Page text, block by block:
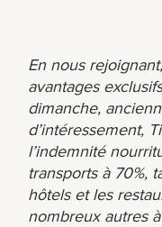
En nous
avantages
dimanche,
d’intéressement,
l’indemnité
transports à 70%,
hôtels et les
nombreux autres